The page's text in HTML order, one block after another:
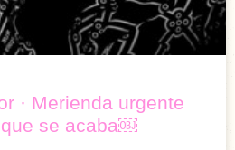
· Merienda urgente
se acaba￼